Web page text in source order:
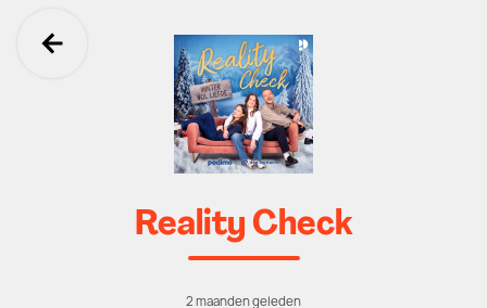
Ga terug
Reality Check
2 maanden geleden